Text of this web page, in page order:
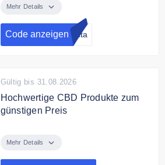
Newsletter an und erhalten Sie
einen 10% Gutschein auf Ihre
Bestellung.
Mehr Details
Code anzeigen ecta
Gültig bis 31.08.2026
Hochwertige CBD Produkte zum
günstigen Preis
Produkte zum günstigen Preis
Mehr Details